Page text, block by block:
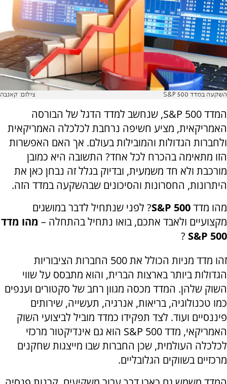
השקעה במדד S&P 500 צילום: קאנבה
המדד S&P 500, שנחשב למדד הדגל של הבורסה
האמריקאית, מציע חשיפה נרחבת לכלכלה האמריקאית
ולחברות הגדולות והמובילות בעולם. אך האם האפשרות
הזו מתאימה בהכרח לכל אחד? התשובה היא כמובן
מורכבת ולא חד משמעית, ובדיוק בגלל זה נבחן כאן את
היתרונות, החסרונות והסיכונים שבהשקעה במדד הזה.
מהו מדדS&P 500? לפני שנתחיל לדבר במושגים
מקצועיים ולאבד אתכם, בואו נתחיל בהתחלה – מהו מדד
S&P 500
?
זהו מדד מניות הכולל את 500 החברות הציבוריות
הגדולות ביותר בארצות הברית, והוא מתבסס על שווי
השוק שלהן. המדד מכסה מגוון רחב של סקטורים וענפים
כמו טכנולוגיה, בריאות, אנרגיה, תעשייה, שירותים
פיננסיים ועוד. לצד תפקידו כמדד מוביל לביצועי השוק
האמריקאי, מדדS&P 500 הוא גם אינדיקטור מרכזי
לכלכלה העולמית, שכן החברות שבו מייצגות שחקנים
מרכזיים בשווקים הגלובליים.